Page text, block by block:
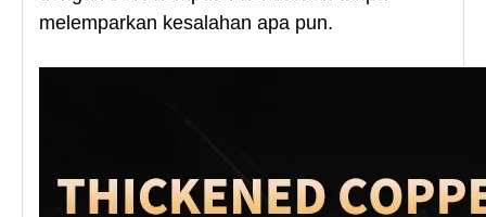
melemparkan kesalahan apa pun.